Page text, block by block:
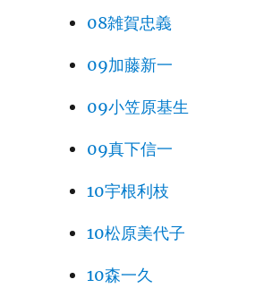
08雑賀忠義
09加藤新一
09小笠原基生
09真下信一
10宇根利枝
10松原美代子
10森一久